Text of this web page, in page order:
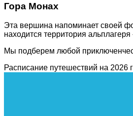
Гора Монах
Эта вершина напоминает своей
находится территория
Мы подберем любой
Расписание путешествий на 2026